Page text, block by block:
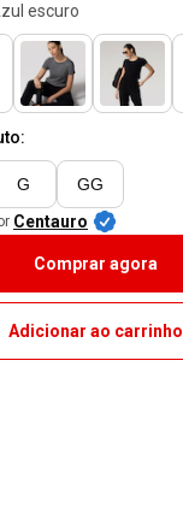
azul escuro
G GG
Centauro
Comprar agora
Adicionar ao carrinho